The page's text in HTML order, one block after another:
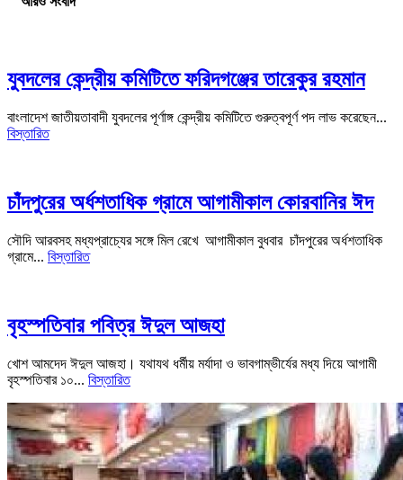
যুবদলের কেন্দ্রীয় কমিটিতে ফরিদগঞ্জের তারেকুর রহমান
বাংলাদেশ জাতীয়তাবাদী যুবদলের পূর্ণাঙ্গ কেন্দ্রীয় কমিটিতে গুরুত্বপূর্ণ পদ লাভ করেছেন...
বিস্তারিত
চাঁদপুরের অর্ধশতাধিক গ্রামে আগামীকাল কোরবানির ঈদ
সৌদি আরবসহ মধ্যপ্রাচ্যের সঙ্গে মিল রেখে আগামীকাল বুধবার চাঁদপুরের অর্ধশতাধিক
গ্রামে... বিস্তারিত
বৃহস্পতিবার পবিত্র ঈদুল আজহা
খোশ আমদেদ ঈদুল আজহা। যথাযথ ধর্মীয় মর্যাদা ও ভাবগাম্ভীর্যের মধ্য দিয়ে আগামী
বৃহস্পতিবার ১০... বিস্তারিত